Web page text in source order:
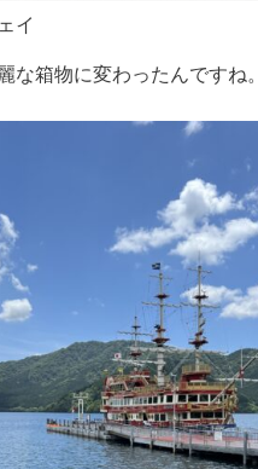
イ
な箱物に変わったんですね。